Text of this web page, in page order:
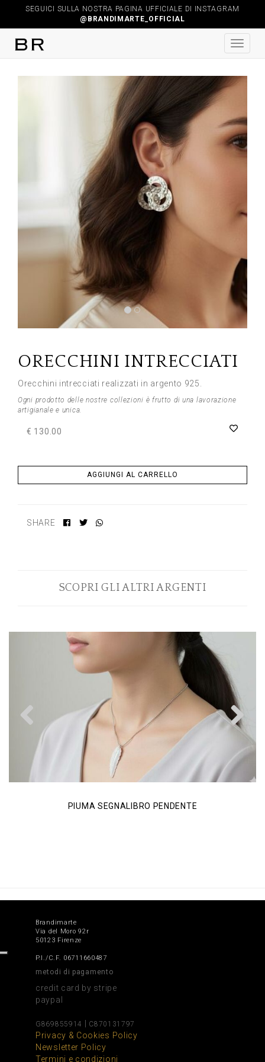
SEGUICI SULLA NOSTRA PAGINA UFFICIALE DI INSTAGRAM
@BRANDIMARTE_OFFICIAL
ORECCHINI INTRECCIATI
Orecchini intrecciati realizzati in argento 925.
Ogni prodotto delle nostre collezioni è frutto di una lavorazione
artigianale e unica.
€ 130.00
AGGIUNGI AL CARRELLO
SHARE
SCOPRI GLI ALTRI ARGENTI
PIUMA SEGNALIBRO PENDENTE
Previous
Brandimarte
Via del Moro 92r
50123 Firenze
P.I./C.F. 06711660487
metodi di pagamento
credit card by stripe
paypal
G869855914 C870131797
Privacy & Cookies Policy
Newsletter Policy
Termini e condizioni